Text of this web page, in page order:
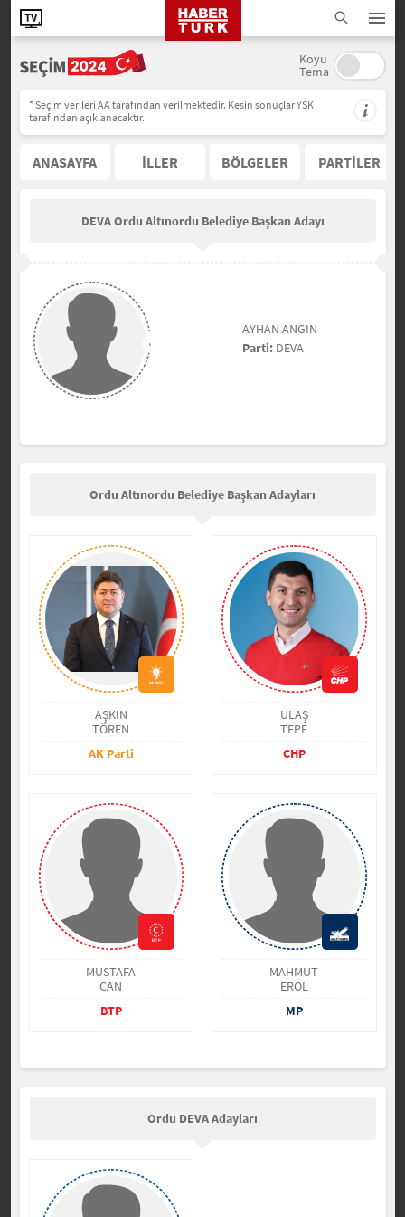
Koyu
Tema
* Seçim verileri AA tarafından verilmektedir. Kesin sonuçlar YSK
tarafından açıklanacaktır.
ANASAYFA İLLER BÖLGELER PARTİLER
DEVA Ordu Altınordu Belediye Başkan Adayı
AYHAN ANGIN
Parti:DEVA
Ordu Altınordu Belediye Başkan Adayları
AŞKIN
TÖREN
AK Parti
ULAŞ
TEPE
CHP
MUSTAFA
CAN
BTP
MAHMUT
EROL
MP
Ordu DEVA Adayları